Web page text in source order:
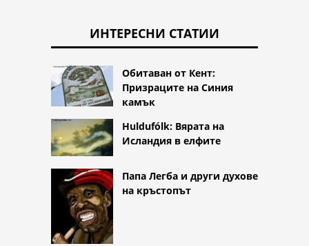
ИНТЕРЕСНИ СТАТИИ
Обитаван от Кент:
Призраците на Синия
камък
Huldufólk: Вярата на
Исландия в елфите
Папа Легба и други духове
на кръстопът